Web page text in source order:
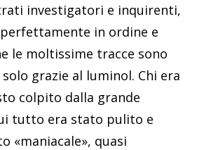
investigatori e inquirenti,
in ordine e
le moltissime tracce sono
grazie al luminol. Chi era
colpito dalla grande
tutto era stato pulito e
«maniacale», quasi